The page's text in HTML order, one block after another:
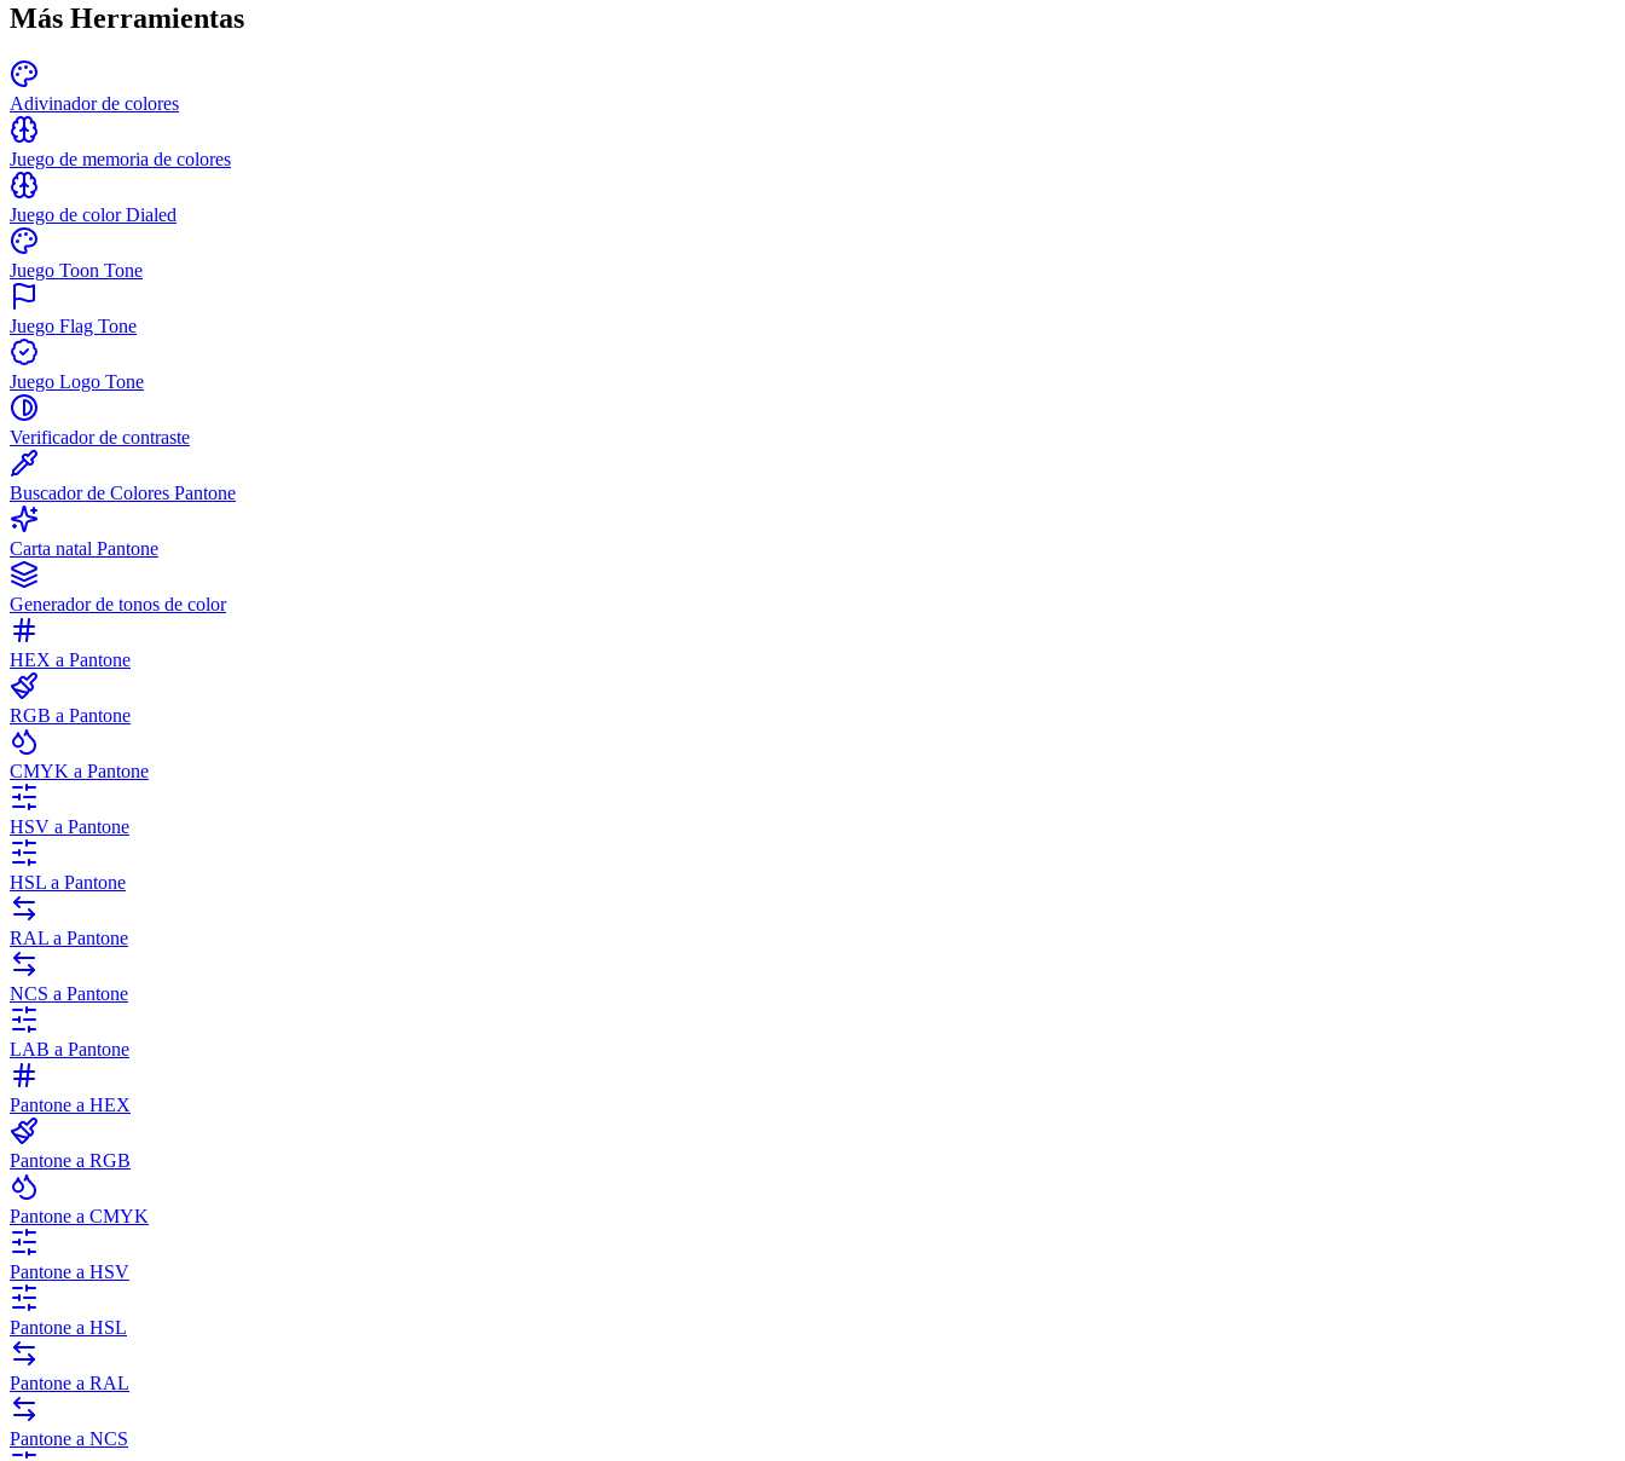
Más Herramientas
Adivinador de colores
Juego de memoria de colores
Juego de color Dialed
Juego Toon Tone
Juego Flag Tone
Juego Logo Tone
Verificador de contraste
Buscador de Colores Pantone
Carta natal Pantone
Generador de tonos de color
HEX a Pantone
RGB a Pantone
CMYK a Pantone
HSV a Pantone
HSL a Pantone
RAL a Pantone
NCS a Pantone
LAB a Pantone
Pantone a HEX
Pantone a RGB
Pantone a CMYK
Pantone a HSV
Pantone a HSL
Pantone a RAL
Pantone a NCS